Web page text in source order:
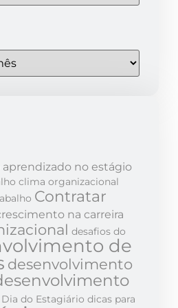
aprendizado no estágio
clima organizacional
Contratar
na carreira
desafios do
de
desenvolvimento
Dia do Estagiário dicas para